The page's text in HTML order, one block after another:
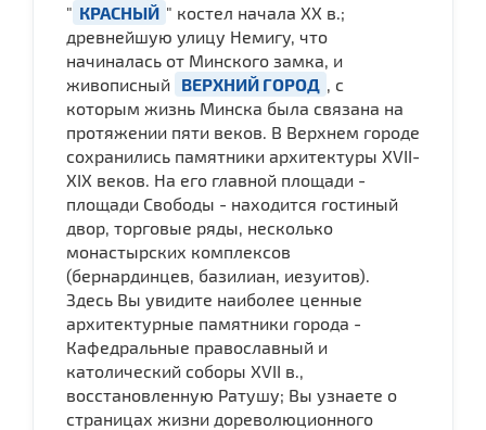
" КРАСНЫЙ " костел начала ХХ в.;
древнейшую улицу Немигу, что
начиналась от Минского замка, и
живописный
ВЕРХНИЙ ГОРОД
, с
которым жизнь Минска была связана на
протяжении пяти веков. В Верхнем городе
сохранились памятники архитектуры XVII-
XIX веков. На его главной площади -
площади Свободы - находится гостиный
двор, торговые ряды, несколько
монастырских комплексов
(бернардинцев, базилиан, иезуитов).
Здесь Вы увидите наиболее ценные
архитектурные памятники города -
Кафедральные православный и
католический соборы ХVII в.,
восстановленную Ратушу; Вы узнаете о
страницах жизни дореволюционного